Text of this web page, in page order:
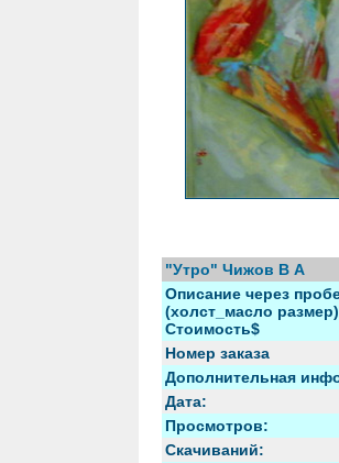
"Утро" Чижов В А
Описание через
(холст_масло
Стоимость$
Номер заказа
Дополнительная
Дата:
Просмотров:
Скачиваний: